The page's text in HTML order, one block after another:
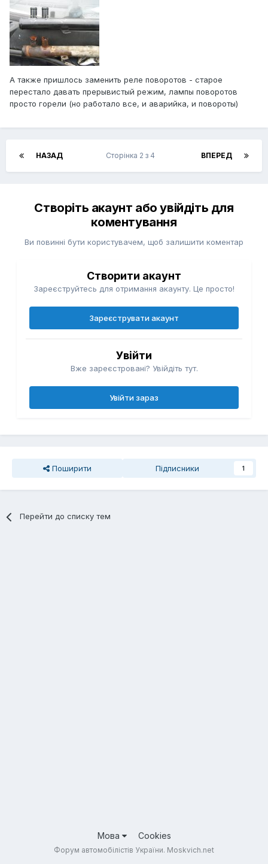
А также пришлось заменить реле поворотов - старое
перестало давать прерывистый режим, лампы поворотов
просто горели (но работало все, и аварийка, и повороты)
НАЗАД ВПЕРЕД
Сторінка 2 з 4
Створіть акаунт або увійдіть для
коментування
Ви повинні бути користувачем, щоб залишити коментар
Створити акаунт
Зареєструйтесь для отримання акаунту. Це просто!
Зареєструвати акаунт
Увійти
Вже зареєстровані? Увійдіть тут.
Увійти зараз
Поширити Підписники 1
Перейти до списку тем
Мова Cookies
Форум автомобілістів України. Moskvich.net